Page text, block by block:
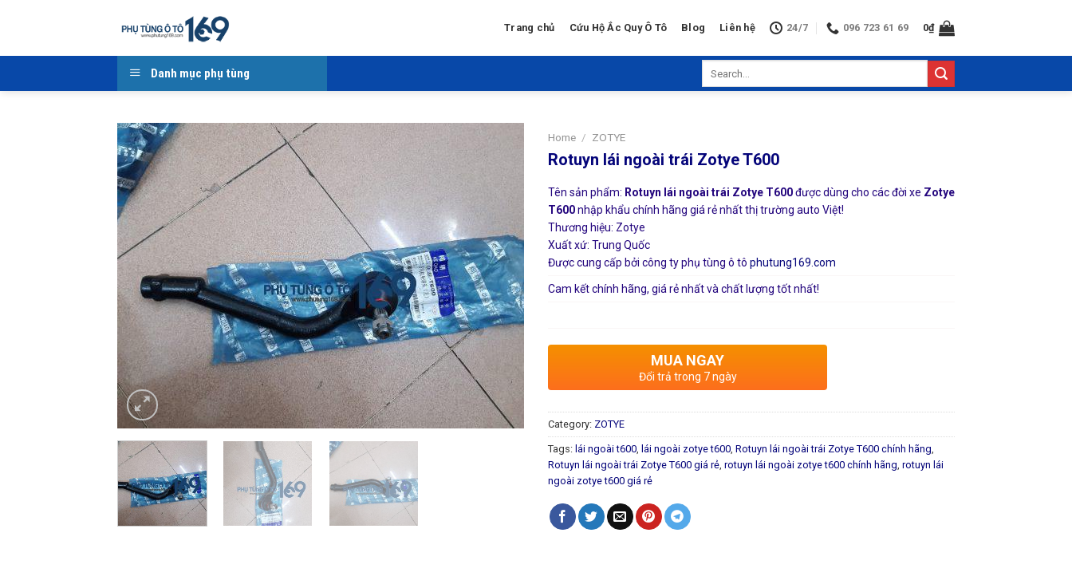
Trang chủ Cứu Hộ Ắc Quy Ô Tô Blog Liên hệ 24/7 096 723 61 69 0₫
Danh mục phụ tùng
Home / ZOTYE
Rotuyn lái ngoài trái Zotye T600
Tên sản phẩm: Rotuyn lái ngoài trái Zotye T600được dùng cho các đời xe Zotye
T600nhập khẩu chính hãng giá rẻ nhất thị trường auto Việt!
Thương hiệu: Zotye
Xuất xứ: Trung Quốc
Được cung cấp bởi công ty phụ tùng ô tô phutung169.com
Cam kết chính hãng, giá rẻ nhất và chất lượng tốt nhất!
MUA NGAY
Đổi trả trong 7 ngày
Category: ZOTYE
Tags: lái ngoài t600 lái ngoài zotye t600 Rotuyn lái ngoài trái Zotye T600 chính hãng
Rotuyn lái ngoài trái Zotye T600 giá rẻ rotuyn lái ngoài zotye t600 chính hãng rotuyn lái
ngoài zotye t600 giá rẻ